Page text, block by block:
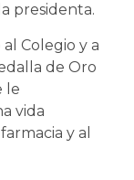
presidenta.
Colegio y a
de Oro
le
vida
y al